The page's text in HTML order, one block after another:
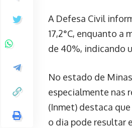
A Defesa Civil
17,2°C, enquanto a
de 40%, indicando
No estado de
especialmente nas
(Inmet) destaca
o dia pode resultar